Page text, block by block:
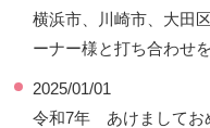
横浜市、川崎市、大田
ーナー様と打ち合わせ
2025/01/01
令和7年 あけましてお